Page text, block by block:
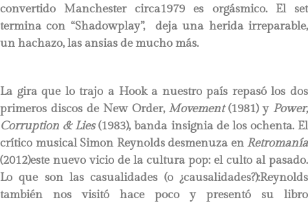
convertido Manchester circa1979 es orgásmico. El set
termina con “Shadowplay”, deja una herida irreparable,
un hachazo, las ansias de mucho más.
La gira que lo trajo a Hook a nuestro país repasó los dos
primeros discos de New Order, Movement(1981) y Power,
Corruption & Lies(1983), banda insignia de los ochenta. El
crítico musical Simon Reynolds desmenuza enRetromanía
(2012)este nuevo vicio de la cultura pop: el culto al pasado.
Lo que son las casualidades (o ¿causalidades?):Reynolds
también nos visitó hace poco y presentó su libro